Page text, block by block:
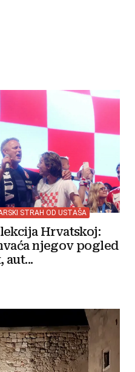
STRAH OD USTAŠA
Hrvatskoj:
njegov pogled
aut...